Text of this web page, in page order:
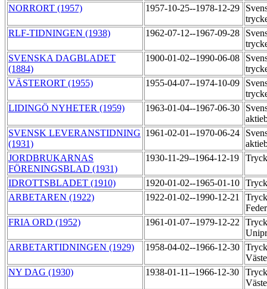
NORRORT (1957)
1957-10-25--1978-12-29
RLF-TIDNINGEN (1938)
1962-07-12--1967-09-28
SVENSKA DAGBLADET
(1884)
1900-01-02--1990-06-08
VÄSTERORT (1955)
1955-04-07--1974-10-09
LIDINGÖ NYHETER (1959)
1963-01-04--1967-06-30
SVENSK LEVERANSTIDNING
(1931)
1961-02-01--1970-06-24
JORDBRUKARNAS
FÖRENINGSBLAD (1931)
1930-11-29--1964-12-19
IDROTTSBLADET (1910) 1920-01-02--1965-01-10
ARBETAREN (1922)
1922-01-02--1990-12-21
FRIA ORD (1952)
1961-01-07--1979-12-22
ARBETARTIDNINGEN (1929)
1958-04-02--1966-12-30
NY DAG (1930)
1938-01-11--1966-12-30